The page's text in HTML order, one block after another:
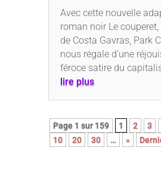
Avec cette nouvelle
roman noir Le
de Costa Gavras, Park
nous régale d’une
féroce satire du
lire plus
Page 1 sur 159 1 2 3
10
20 30 … »